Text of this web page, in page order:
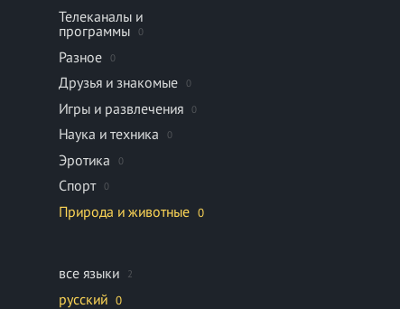
Телеканалы и
программы
0
Разное 0
Друзья и знакомые 0
Игры и развлечения 0
Наука и техника 0
Эротика 0
Спорт 0
Природа и животные 0
все языки 2
русский 0